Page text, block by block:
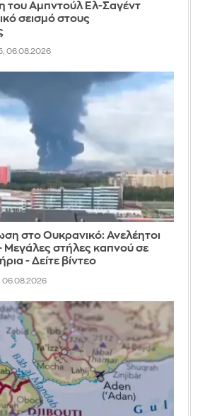
του Αμπντούλ Ελ-Σαγέντ
σεισμό στους
06.08.2026
στο Ουκρανικό: Ανελέητοι
Μεγάλες στήλες καπνού σε
- Δείτε βίντεο
06.08.2026